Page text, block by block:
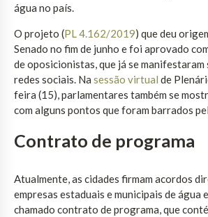
água no país.
O projeto (PL 4.162/2019) que deu
Senado no fim de junho e foi aprovado
de oposicionistas, que já se manifestaram
redes sociais. Na sessão virtual de
feira (15), parlamentares também se
com alguns pontos que foram barrados
Contrato de programa
Atualmente, as cidades firmam acordos
empresas estaduais e municipais de água
chamado contrato de programa, que